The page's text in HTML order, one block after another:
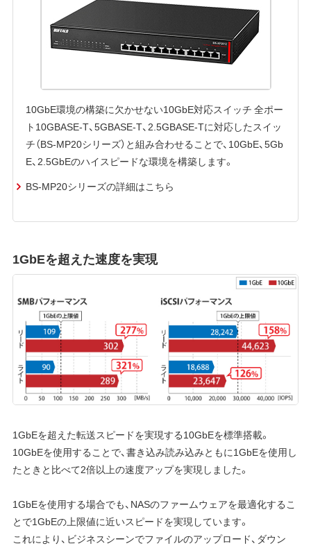
10GbE環境の構築に欠かせない10GbE対応スイッチ 全ポー
ト10GBASE-T、5GBASE-T、2.5GBASE-Tに対応したスイッ
チ（BS-MP20シリーズ）と組み合わせることで、10GbE、5Gb
E、2.5GbEのハイスピードな環境を構築します。
BS-MP20シリーズの詳細はこちら
1GbEを超えた速度を実現
1GbEを超えた転送スピードを実現する10GbEを標準搭載。
10GbEを使用することで、書き込み読み込みともに1GbEを使用し
たときと比べて2倍以上の速度アップを実現しました。
1GbEを使用する場合でも、NASのファームウェアを最適化するこ
とで1GbEの上限値に近いスピードを実現しています。
これにより、ビジネスシーンでファイルのアップロード、ダウン